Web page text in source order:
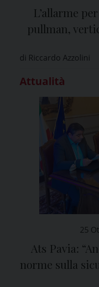
L’allarme
pullman,
di Riccardo Azzolini
Attualità
25
Ats Pavia:
norme sulla